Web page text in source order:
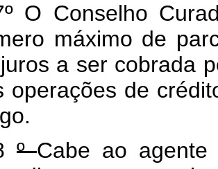
O Conselho
máximo de
a ser cobrada
operações de
ºCabe ao